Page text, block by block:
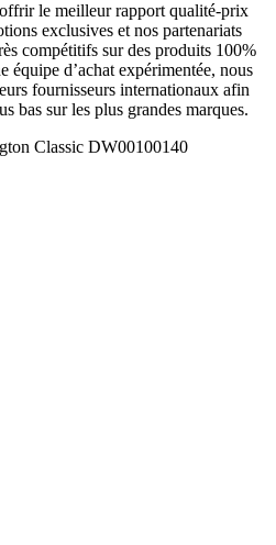
le meilleur rapport qualité-prix
exclusives et nos partenariats
compétitifs sur des produits 100%
équipe d’achat expérimentée, nous
fournisseurs internationaux afin
bas sur les plus grandes marques.
Classic DW00100140